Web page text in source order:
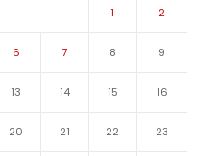
1 2
6 7 8 9
13 14 15 16
20 21 22 23